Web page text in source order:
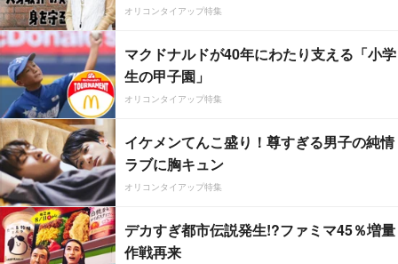
オリコンタイアップ特集
マクドナルドが40年にわたり支える「小学
生の甲子園」
オリコンタイアップ特集
イケメンてんこ盛り！尊すぎる男子の純情
ラブに胸キュン
オリコンタイアップ特集
デカすぎ都市伝説発生!?ファミマ45％増量
作戦再来